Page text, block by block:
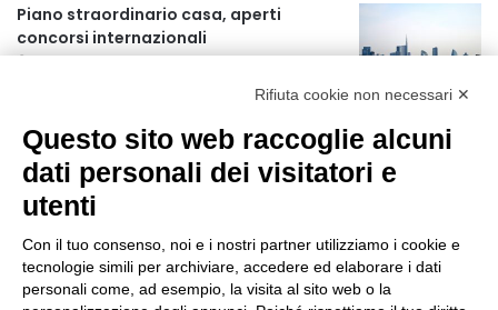
Piano straordinario casa, aperti
concorsi internazionali
farmaci in Italia
18 ore fa
Un nuovo modello di IA stima il volume
dei ghiacciai del pianeta
19 ore fa
Rifiuta cookie non necessari ✕
Questo sito web raccoglie alcuni
dati personali dei visitatori e
utenti
Con il tuo consenso, noi e i nostri partner utilizziamo i cookie e
tecnologie simili per archiviare, accedere ed elaborare i dati
personali come, ad esempio, la visita al sito web o la